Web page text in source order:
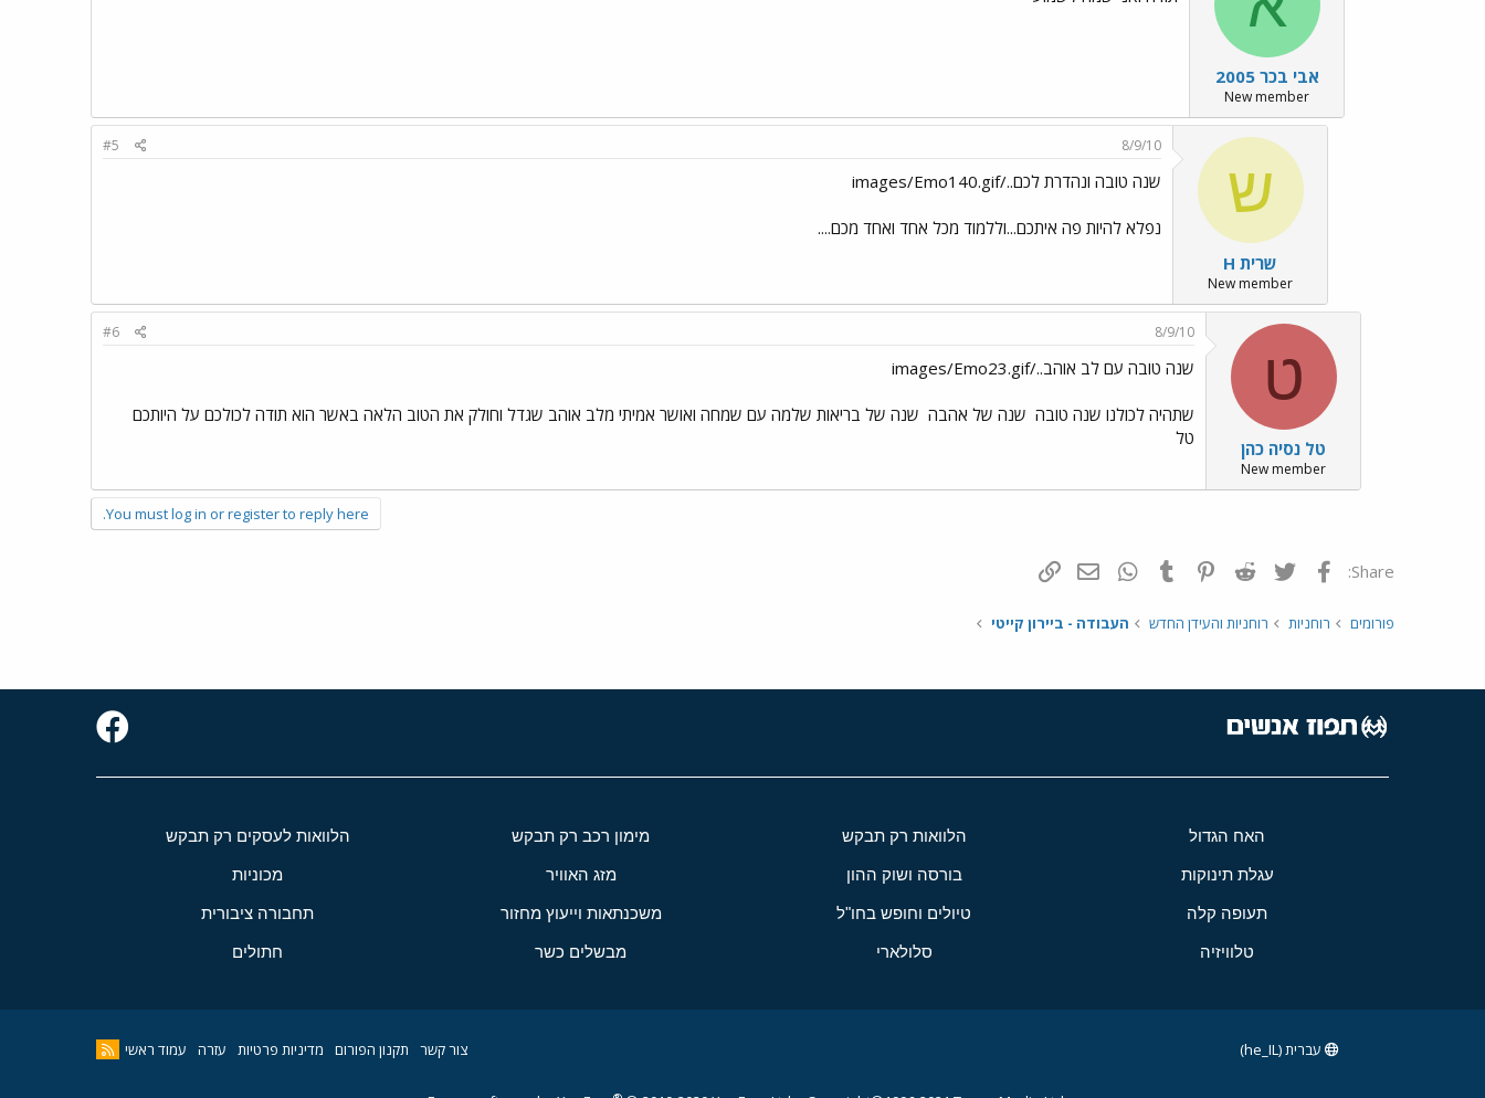
אבי בכר 2005
New member
ש
שרית H
New member
8/9/10
#5
שנה טובה ונהדרת לכם../images/Emo140.gif
נפלא להיות פה איתכם...וללמוד מכל אחד ואחד מכם....
ט
טל נסיה כהן
New member
8/9/10
#6
שנה טובה עם לב אוהב../images/Emo23.gif
שתהיה לכולנו שנה טובה שנה של אהבה שנה של בריאות שלמה עם שמחה ואושר אמיתי מלב אוהב שגדל וחולק את הטוב הלאה באשר הוא תודה לכולכם על היותכם
טל
You must log in or register to reply here.
Share: פייסבוק Twitter
Reddit
Pinterest
Tumblr
WhatsAppדואר אלקטרוני
פורומים רוחניות רוחניות והעידן החדש העבודה - ביירון קייטי
האח הגדול הלוואות רק תבקש מימון רכב רק תבקש הלוואות לעסקים רק תבקש
עגלת תינוקות בורסה ושוק ההון מזג האוויר מכוניות
תעופה קלה טיולים וחופש בחו"ל משכנתאות וייעוץ מחזור תחבורה ציבורית
טלוויזיה סלולארי מבשלים כשר חתולים
צור קשר תקנון הפורום מדיניות פרטיות עזרה עמוד ראשי עברית (he_IL)